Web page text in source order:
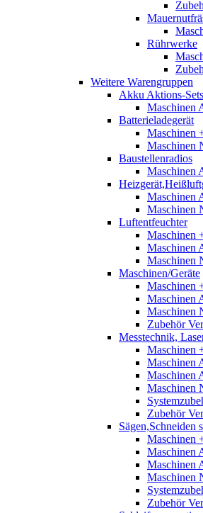
Rührwerke
Weitere Warengruppen
Akku Aktions-Sets
Maschinen
Batterieladegerät
Maschinen
Maschinen
Baustellenradios
Maschinen
Maschinen
Maschinen
Luftentfeuchter
Maschinen
Maschinen
Maschinen
Maschinen/Geräte
Maschinen
Maschinen
Maschinen
Zubehör
Messtechnik,
Maschinen
Maschinen
Maschinen
Maschinen
Zubehör
Sägen,Schneiden
Maschinen
Maschinen
Maschinen
Maschinen
Zubehör